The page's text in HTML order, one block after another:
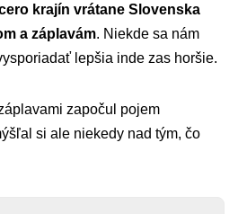
krajín vrátane Slovenska
a záplavám. Niekde sa nám
lepšia inde zas horšie.
započul pojem
si ale niekedy nad tým, čo